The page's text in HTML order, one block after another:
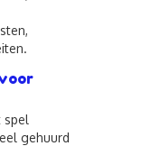
spel
gehuurd